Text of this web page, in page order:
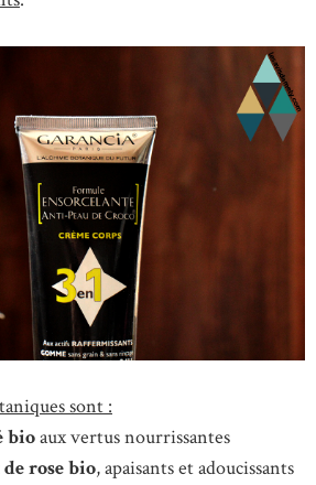
sont :
bioaux vertus nourrissantes
rose bio, apaisants et adoucissants